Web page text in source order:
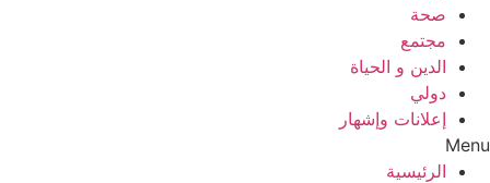
صحة
مجتمع
الدين و الحياة
دولي
إعلانات وإشهار
Menu
الرئيسية